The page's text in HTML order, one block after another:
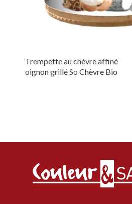
Trempette au chèvre affiné
oignon grillé So Chèvre Bio